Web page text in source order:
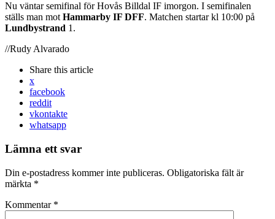
Nu väntar semifinal för Hovås Billdal IF imorgon. I semifinalen
ställs man mot Hammarby IF DFF. Matchen startar kl 10:00 på
Lundbystrand 1.
//Rudy Alvarado
Share this article
x
facebook
reddit
vkontakte
whatsapp
Lämna ett svar
Din e-postadress kommer inte publiceras. Obligatoriska fält är
märkta *
Kommentar *